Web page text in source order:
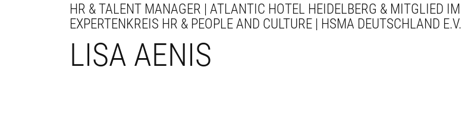
HR & TALENT MANAGER | ATLANTIC HOTEL HEIDELBERG & MITGLIED IM
EXPERTENKREIS HR & PEOPLE AND CULTURE | HSMA DEUTSCHLAND E.V.
LISA AENIS